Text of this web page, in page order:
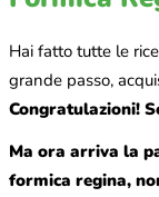
Hai fatto tutte le
grande passo,
Congratulazioni!
Ma ora arriva la
formica regina,